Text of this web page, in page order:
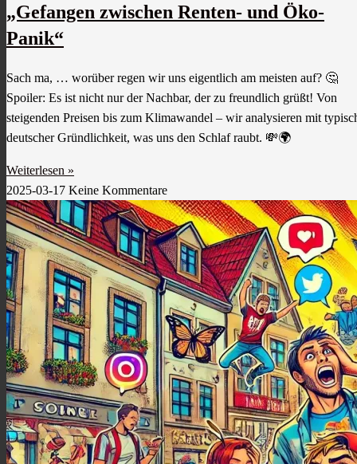
„Gefangen zwischen Renten- und Öko-
Panik“
Sach ma, … worüber regen wir uns eigentlich am meisten auf? 🤔
Spoiler: Es ist nicht nur der Nachbar, der zu freundlich grüßt! Von
steigenden Preisen bis zum Klimawandel – wir analysieren mit
deutscher Gründlichkeit, was uns den Schlaf raubt. 💸🌍
Weiterlesen »
2025-03-17 Keine Kommentare